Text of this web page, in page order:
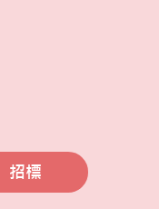
招標